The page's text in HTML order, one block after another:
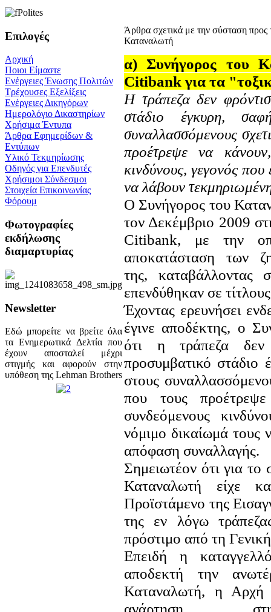
Επιλογές
Αρχική
Ποιοι Είμαστε
Ενέργειες Ένωσης Πολιτών
Τρέχουσες Εξελίξεις
Ενέργειες Δικηγόρων
Ημερολόγιο Δικαστηρίων
Χρήσιμα Έντυπα
Άρθρα Εφημερίδων &
Εντύπων
Υλικό Τεκμηρίωσης
Οδηγός για Επενδυτές
Χρήσιμοι Σύνδεσμοι
Στοιχεία Επικοινωνίας
Φόρουμ
Φωτογραφίες
εκδήλωσης
διαμαρτυρίας
Newsletter
Εδώ μπορείτε να βρείτε όλα
τα Ενημερωτικά Δελτία που
έχουν αποσταλεί μέχρι
στιγμής και αφορούν στην
υπόθεση της Lehman Brothers
Άρθρα σχετικά με την σύσταση
Καταναλωτή
α) Συνήγορος του
Citibank για τα
Η τράπεζα δεν
στάδιο έγκυρη,
συναλλασσόμενους
προέτρεψε να
κινδύνους, γεγονός
να λάβουν
Ο Συνήγορος του
τον Δεκέμβριο 2009
Citibank, με την
αποκατάσταση των
της,
επενδύθηκαν σε
Έχοντας ερευνήσει
έγινε αποδέκτης, ο
ότι η τράπεζα
προσυμβατικό στάδιο
στους
που τους
συνδεόμενους
νόμιμο δικαίωμά τους
απόφαση συναλλαγής.
Σημειωτέον ότι για
Καταναλωτή είχε
Προϊστάμενο της
της εν λόγω
πρόστιμο από τη
Επειδή η
αποδεκτή την
Καταναλωτή, η Αρχή
ανάρτηση